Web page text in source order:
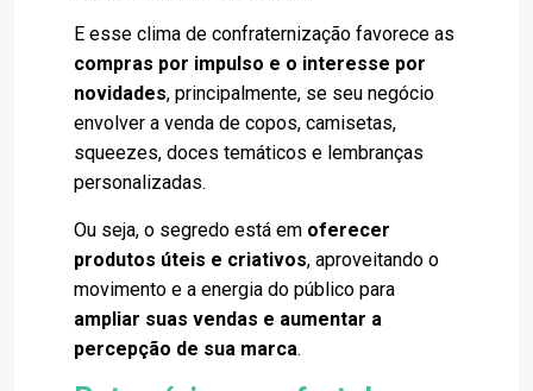
E esse clima de confraternização favorece as
compras por impulso e o interesse por
novidades, principalmente, se seu negócio
envolver a venda de copos, camisetas,
squeezes, doces temáticos e lembranças
personalizadas.
Ou seja, o segredo está em oferecer
produtos úteis e criativos, aproveitando o
movimento e a energia do público para
ampliar suas vendas e aumentar a
percepção de sua marca.